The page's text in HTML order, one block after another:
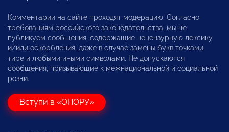
Комментарии на сайте проходят модерацию. Согласно
требованиям российского законодательства, мы не
публикуем сообщения, содержащие нецензурную лексику
и/или оскорбления, даже в случае замены букв точками,
тире и любыми иными символами. Не допускаются
сообщения, призывающие к межнациональной и социальной
розни.
Вступи в «ОПОРУ»